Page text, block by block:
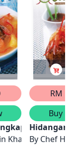
Sehari :
Khan
RM
Buy
Hidangan
By Chef